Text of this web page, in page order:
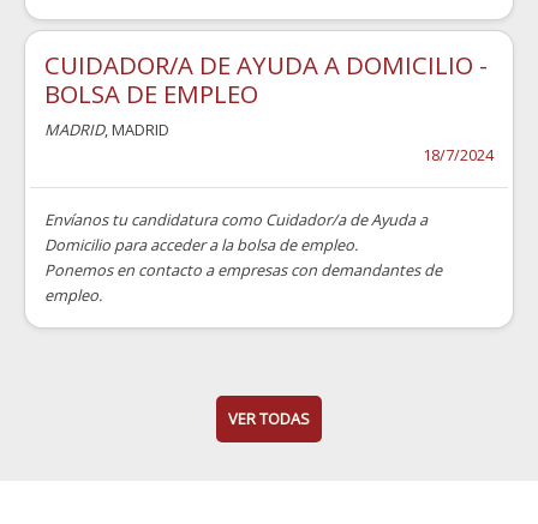
CUIDADOR/A DE AYUDA A DOMICILIO -
BOLSA DE EMPLEO
MADRID, MADRID
18/7/2024
Envíanos tu candidatura como Cuidador/a de Ayuda a
Domicilio para acceder a la bolsa de empleo.
Ponemos en contacto a empresas con demandantes de
empleo.
VER TODAS